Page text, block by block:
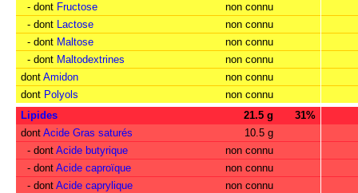
- dont Fructose
non connu
- dont Lactose
non connu
- dont Maltose
non connu
- dont Maltodextrines
non connu
dont Amidon
non connu
dont Polyols
non connu
Lipides
21.5 g
31%
dont Acide Gras saturés
10.5 g
- dont Acide butyrique
non connu
- dont Acide caproïque
non connu
- dont Acide caprylique
non connu